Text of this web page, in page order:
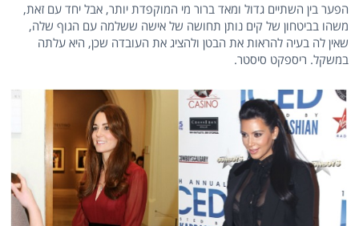
הפער בין השתיים גדול ומאד ברור מי המוקפדת יותר, אבל יחד עם זאת,
משהו בביטחון של קים נותן תחושה של אישה ששלמה עם הגוף שלה,
שאין לה בעיה להראות את הבטן ולהציג את העובדה שכן, היא עלתה
במשקל. ריספקט סיסטר.